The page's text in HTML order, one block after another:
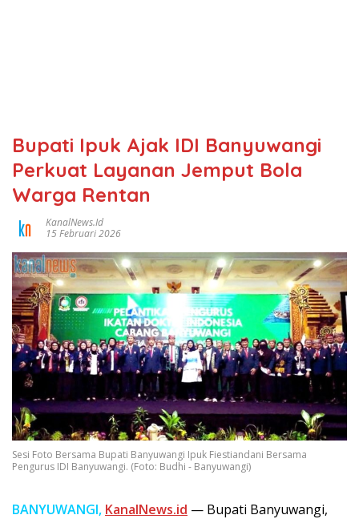
Bupati Ipuk Ajak IDI Banyuwangi
Perkuat Layanan Jemput Bola
Warga Rentan
KanalNews.id
15 Februari 2026
Sesi Foto Bersama Bupati Banyuwangi Ipuk Fiestiandani Bersama
Pengurus IDI Banyuwangi. (Foto: Budhi - Banyuwangi)
BANYUWANGI, KanalNews.id — Bupati Banyuwangi,